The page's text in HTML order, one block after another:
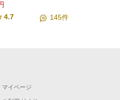
4.7
145件
マイページ